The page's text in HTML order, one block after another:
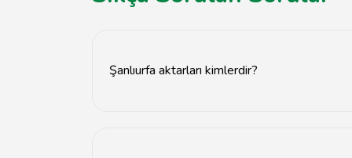
Şanlıurfa aktarları kimlerdir?